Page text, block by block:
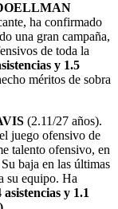
ha confirmado
una gran campaña,
de toda la
y 1.5
méritos de sobra
(2.11/27 años).
juego ofensivo de
talento ofensivo, en
baja en las últimas
su equipo. Ha
asistencias y 1.1